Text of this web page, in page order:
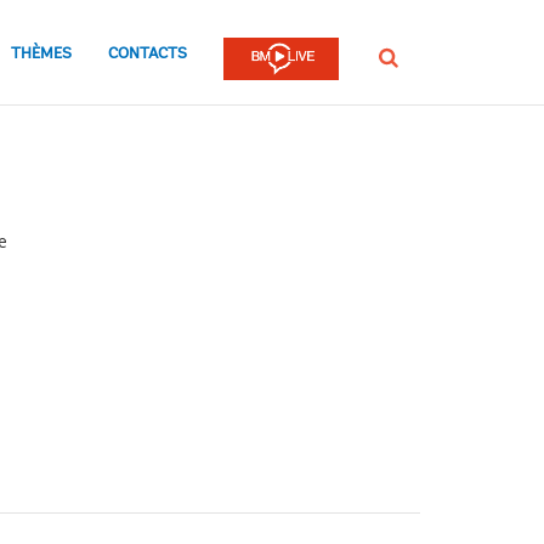
THÈMES CONTACTS Rechercher